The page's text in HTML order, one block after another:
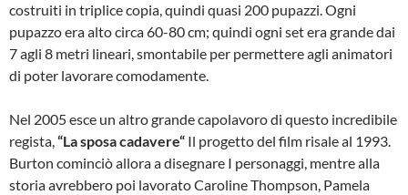
costruiti in triplice copia, quindi quasi 200 pupazzi. Ogni
pupazzo era alto circa 60-80 cm; quindi ogni set era grande dai
7 agli 8 metri lineari, smontabile per permettere agli animatori
di poter lavorare comodamente.
Nel 2005 esce un altro grande capolavoro di questo incredibile
regista,“La sposa cadavere“ Il progetto del film risale al 1993.
Burton cominciò allora a disegnare I personaggi, mentre alla
storia avrebbero poi lavorato Caroline Thompson, Pamela